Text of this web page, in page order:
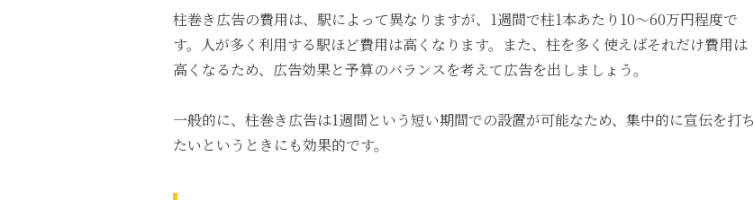
柱巻き広告の費用は、駅によって異なりますが、1週間で柱1本あたり10～60万円程度で
す。人が多く利用する駅ほど費用は高くなります。また、柱を多く使えばそれだけ費用は
高くなるため、広告効果と予算のバランスを考えて広告を出しましょう。
一般的に、柱巻き広告は1週間という短い期間での設置が可能なため、集中的に宣伝を打ち
たいというときにも効果的です。